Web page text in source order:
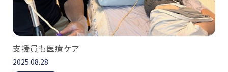
支援員も医療ケア
2025.08.28